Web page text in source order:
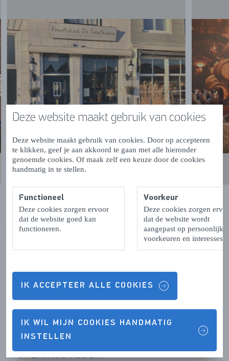
Deze website maakt gebruik van cookies
Deze website maakt gebruik van cookies. Door op accepteren
te klikken, geef je aan akkoord te gaan met alle hieronder
genoemde cookies. Of maak zelf een keuze door de cookies
handmatig in te stellen.
Functioneel
Deze cookies zorgen ervoor
dat de website goed kan
functioneren.
Voorkeur
Deze cookies zorgen
dat de website wordt
aangepast op persoonlijke
voorkeuren en interesses.
IK ACCEPTEER ALLE COOKIES
IK WIL MIJN COOKIES HANDMATIG
INSTELLEN
Contactgegevens & Openingstijden
OPENINGSTIJDEN